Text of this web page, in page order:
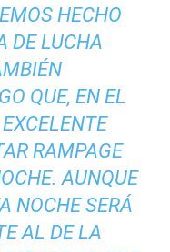
HECHO
DE LUCHA
QUE, EN EL
RAMPAGE
AUNQUE
NOCHE SERÁ
AL DE LA